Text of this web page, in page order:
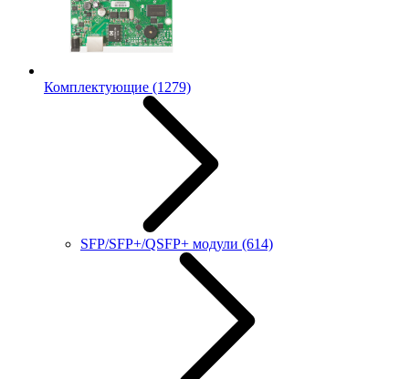
Комплектующие (1279)
SFP/SFP+/QSFP+ модули (614)